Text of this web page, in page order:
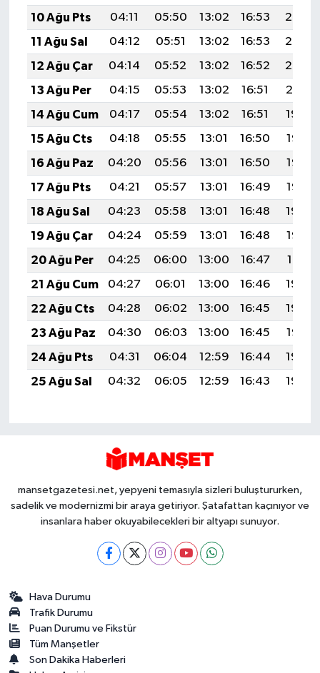
10 Ağu Pts
04:11 05:50 13:02 16:53
20:05
11 Ağu Sal
04:12 05:51 13:02 16:53
20:03
12 Ağu Çar
04:14 05:52 13:02 16:52
20:02
13 Ağu Per
04:15 05:53 13:02 16:51
20:01
14 Ağu Cum
04:17 05:54 13:02 16:51
19:59
15 Ağu Cts
04:18 05:55 13:01 16:50
19:58
16 Ağu Paz
04:20 05:56 13:01 16:50
19:57
17 Ağu Pts
04:21 05:57 13:01 16:49
19:55
18 Ağu Sal
04:23 05:58 13:01 16:48
19:54
19 Ağu Çar
04:24 05:59 13:01 16:48
19:52
20 Ağu Per
04:25 06:00 13:00 16:47
19:51
21 Ağu Cum
04:27 06:01 13:00 16:46
19:49
22 Ağu Cts
04:28 06:02 13:00 16:45
19:48
23 Ağu Paz
04:30 06:03 13:00 16:45
19:47
24 Ağu Pts
04:31 06:04 12:59 16:44
19:45
25 Ağu Sal
04:32 06:05 12:59 16:43 19:43
mansetgazetesi.net, yepyeni temasıyla sizleri buluştururken,
sadelik ve modernizmi bir araya getiriyor. Şatafattan kaçınıyor ve
insanlara haber okuyabilecekleri bir altyapı sunuyor.
Hava Durumu
Trafik Durumu
Puan Durumu ve Fikstür
Tüm Manşetler
Son Dakika Haberleri